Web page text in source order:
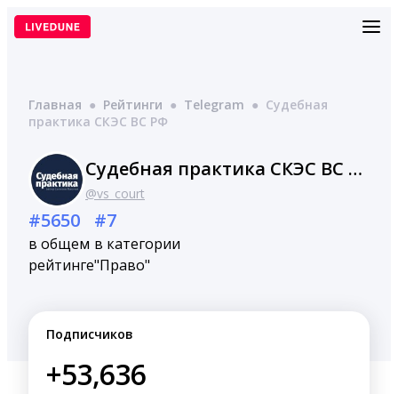
Перейти
Главная ● Рейтинги ● Telegram ● Судебная
практика СКЭС ВС РФ
Судебная практика СКЭС ВС РФ
@vs_court
#5650
в общем
рейтинге
#7
в категории
"Право"
Подписчиков
+53,636